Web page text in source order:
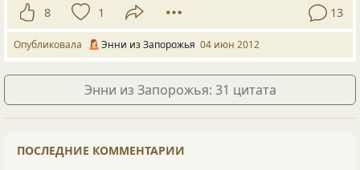
8 1 13
Опубликовала Энни из Запорожья 04 июн 2012
Энни из Запорожья: 31 цитата
ПОСЛЕДНИЕ КОММЕНТАРИИ